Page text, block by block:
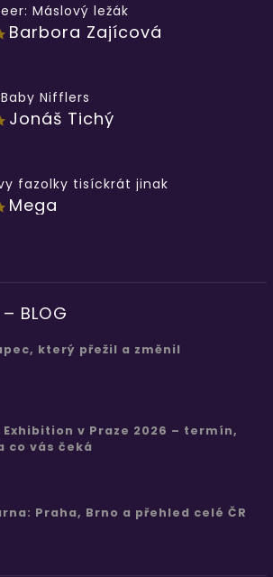
Máslový ležák
Barbora Zajícová
Nifflers
Jonáš Tichý
fazolky tisíckrát jinak
Mega
– BLOG
který přežil a změnil
v Praze 2026 – termín,
co vás čeká
Praha, Brno a přehled celé ČR